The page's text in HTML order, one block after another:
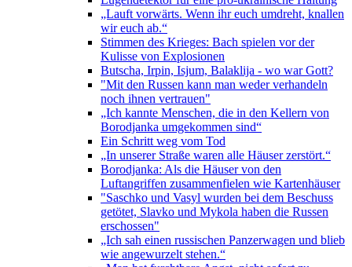
„Lauft vorwärts. Wenn ihr euch umdreht, knallen
wir euch ab.“
Stimmen des Krieges: Bach spielen vor der
Kulisse von Explosionen
Butscha, Irpin, Isjum, Balaklija - wo war Gott?
"Mit den Russen kann man weder verhandeln
noch ihnen vertrauen"
„Ich kannte Menschen, die in den Kellern von
Borodjanka umgekommen sind“
Ein Schritt weg vom Tod
„In unserer Straße waren alle Häuser zerstört.“
Borodjanka: Als die Häuser von den
Luftangriffen zusammenfielen wie Kartenhäuser
"Saschko und Vasyl wurden bei dem Beschuss
getötet, Slavko und Mykola haben die Russen
erschossen"
„Ich sah einen russischen Panzerwagen und blieb
wie angewurzelt stehen.“